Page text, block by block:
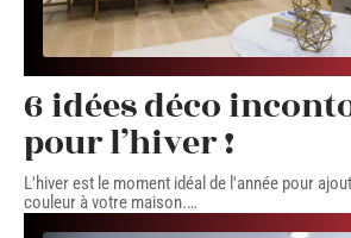
6 idées déco
pour l’hiver !
L'hiver est le moment idéal de l'année pour
couleur à votre maison.…